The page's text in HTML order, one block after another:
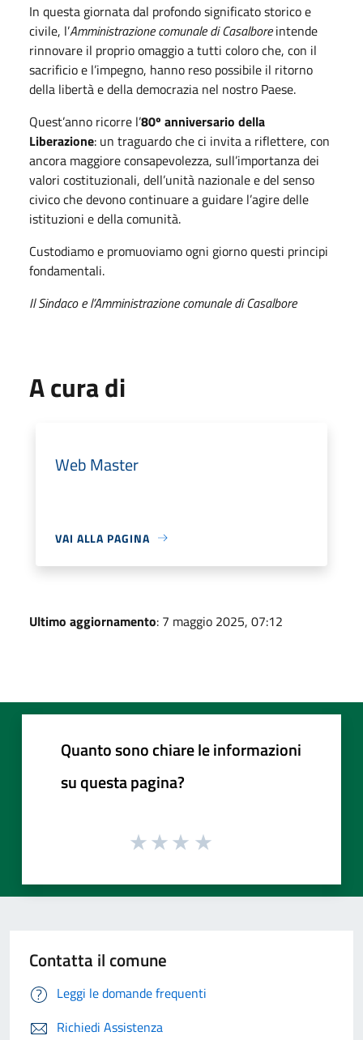
In questa giornata dal profondo significato storico e
civile, l’Amministrazione comunale di Casalboreintende
rinnovare il proprio omaggio a tutti coloro che, con il
sacrificio e l’impegno, hanno reso possibile il ritorno
della libertà e della democrazia nel nostro Paese.
Quest’anno ricorre l’80º anniversario della
Liberazione: un traguardo che ci invita a riflettere, con
ancora maggiore consapevolezza, sull’importanza dei
valori costituzionali, dell’unità nazionale e del senso
civico che devono continuare a guidare l’agire delle
istituzioni e della comunità.
Custodiamo e promuoviamo ogni giorno questi principi
fondamentali.
Il Sindaco e l’Amministrazione comunale di Casalbore
A cura di
Web Master
VAI ALLA PAGINA
Ultimo aggiornamento: 7 maggio 2025, 07:12
Quanto sono chiare le informazioni
su questa pagina?
Contatta il comune
Leggi le domande frequenti
Richiedi Assistenza